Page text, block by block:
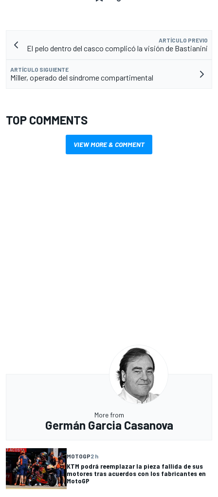
ARTÍCULO PREVIO
El pelo dentro del casco complicó la visión de Bastianini
ARTÍCULO SIGUIENTE
Miller, operado del síndrome compartimental
TOP COMMENTS
VIEW MORE & COMMENT
More from
Germán Garcia Casanova
MOTOGP2 h
KTM podrá reemplazar la pieza fallida de sus
motores tras acuerdos con los fabricantes en
MotoGP